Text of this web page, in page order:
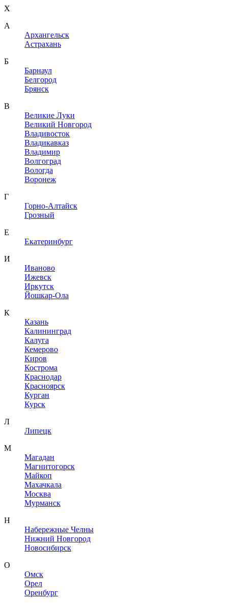
X
A
Архангельск
Астрахань
Б
Барнаул
Белгород
Брянск
В
Великие Луки
Великий Новгород
Владивосток
Владикавказ
Владимир
Волгоград
Вологда
Воронеж
Г
Горно-Алтайск
Грозный
Е
Екатеринбург
И
Иваново
Ижевск
Иркутск
Йошкар-Ола
К
Казань
Калининград
Калуга
Кемерово
Киров
Кострома
Краснодар
Красноярск
Курган
Курск
Л
Липецк
М
Магадан
Магнитогорск
Майкоп
Махачкала
Москва
Мурманск
Н
Набережные Челны
Нижний Новгород
Новосибирск
О
Омск
Орел
Оренбург